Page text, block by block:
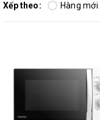
Xếp theo: Hàng mới